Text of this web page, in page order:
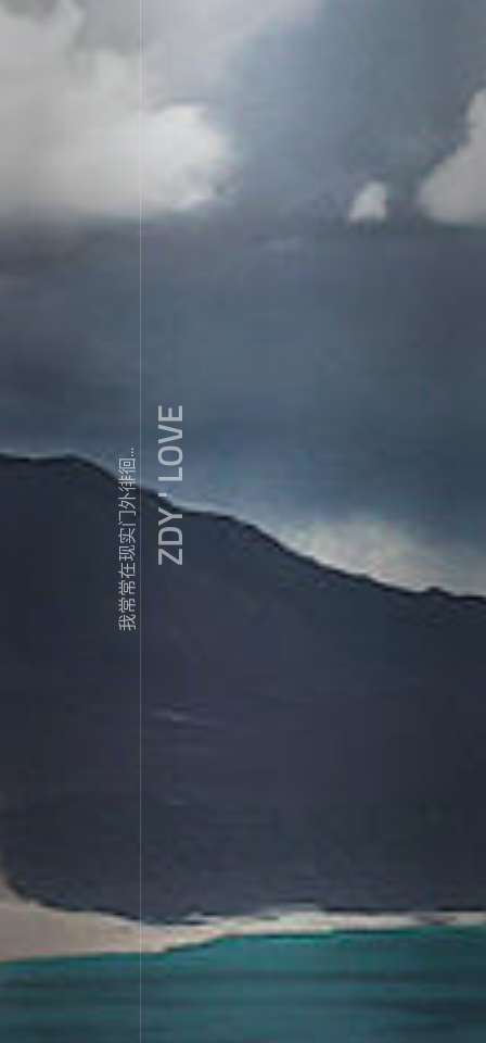
我常常在现实门外徘徊...ZDY ' LOVE